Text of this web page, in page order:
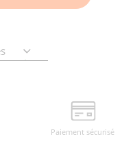
Paiement sécurisé